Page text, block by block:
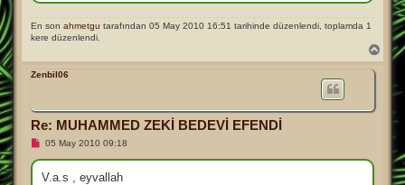
ı
m
e
a
j
En son ahmetgu tarafından 05 May 2010 16:51 tarihinde düzenlendi, toplamda 1
kere düzenlendi.
a
Zenbil06
Re: MUHAMMED ZEKİ BEDEVİ EFENDİ
O
u
n
05 May 2010 09:18
V.a.s , eyvallah